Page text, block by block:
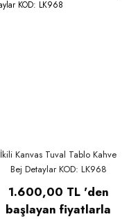
İkili Kanvas Tuval Tablo Kahve
Bej Detaylar KOD: LK968
1.600,00 TL 'den
başlayan fiyatlarla